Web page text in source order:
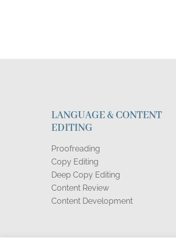
LANGUAGE & CONTENT
EDITING
Proofreading
Copy Editing
Deep Copy Editing
Content Review
Content Development